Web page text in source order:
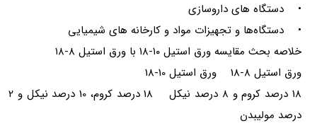
• دستگاه های داروسازی
• دستگاه‌ها و تجهیزات مواد و کارخانه های شیمیایی
خلاصه بحث مقایسه ورق استیل ۱۰-۱۸ با ورق استیل ۸-۱۸
ورق استیل 8-18 ورق استیل 10-18
18 درصد کروم و 8 درصد نیکل 18 درصد کروم، 10 درصد نیکل و 2
درصد مولیبدن